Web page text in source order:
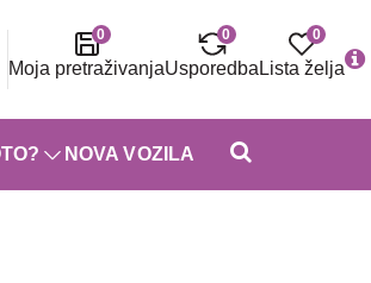
0
Moja pretraživanja
0
Usporedba
0
Lista želja
NOVA VOZILA